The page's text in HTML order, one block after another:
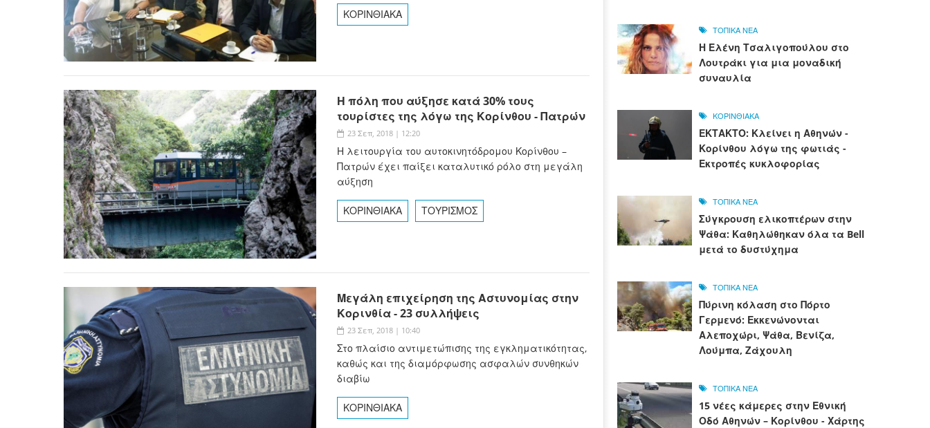
ΚΟΡΙΝΘΙΑΚΑ
Η πόλη που αύξησε κατά 30% τους
τουρίστες της λόγω της Κορίνθου - Πατρών
23 Σεπ, 2018 | 12:20
Η λειτουργία του αυτοκινητόδρομου Κορίνθου –
Πατρών έχει παίξει καταλυτικό ρόλο στη μεγάλη
αύξηση
ΚΟΡΙΝΘΙΑΚΑ ΤΟΥΡΙΣΜΟΣ
Μεγάλη επιχείρηση της Αστυνομίας στην
Κορινθία - 23 συλλήψεις
23 Σεπ, 2018 | 10:40
Στο πλαίσιο αντιμετώπισης της εγκληματικότητας,
καθώς και της διαμόρφωσης ασφαλών συνθηκών
διαβίω
ΚΟΡΙΝΘΙΑΚΑ
ΤΟΠΙΚΑ ΝΕΑ
Η Ελένη Τσαλιγοπούλου στο
Λουτράκι για μια μοναδική
συναυλία
ΚΟΡΙΝΘΙΑΚΑ
ΕΚΤΑΚΤΟ: Κλείνει η Αθηνών -
Κορίνθου λόγω της φωτιάς -
Εκτροπές κυκλοφορίας
ΤΟΠΙΚΑ ΝΕΑ
Σύγκρουση ελικοπτέρων στην
Ψάθα: Καθηλώθηκαν όλα τα Bell
μετά το δυστύχημα
ΤΟΠΙΚΑ ΝΕΑ
Πύρινη κόλαση στο Πόρτο
Γερμενό: Εκκενώνονται
Αλεποχώρι, Ψάθα, Βενίζα,
Λούμπα, Ζάχουλη
ΤΟΠΙΚΑ ΝΕΑ
15 νέες κάμερες στην Εθνική
Οδό Αθηνών – Κορίνθου - Χάρτης